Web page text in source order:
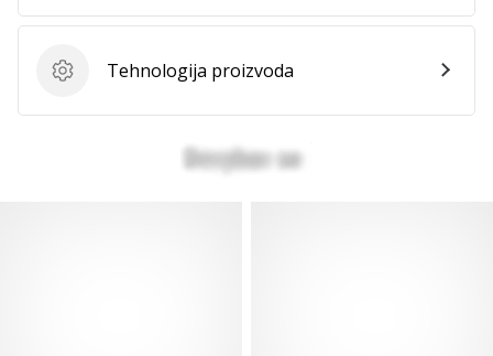
Tehnologija proizvoda
Tehnologija proizvoda